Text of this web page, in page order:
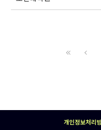
개인정보처리